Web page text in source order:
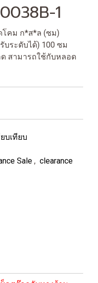
1
โคม ก*ส*ล (ซม)
บระดับได้) 100 ซม
ด สามารถใช้กับหลอด
บเทียบ
Sale , clearance